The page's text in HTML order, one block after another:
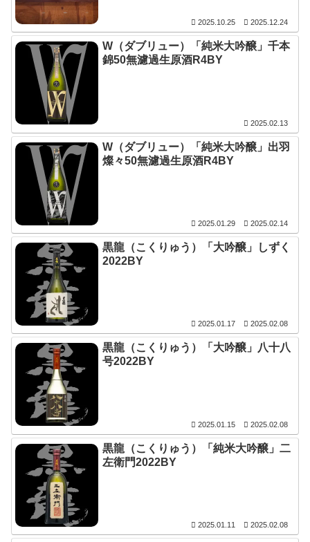
2025.10.25 2025.12.24
W（ダブリュー）「純米大吟醸」千本
錦50無濾過生原酒R4BY
2025.02.13
W（ダブリュー）「純米大吟醸」出羽
燦々50無濾過生原酒R4BY
2025.01.29 2025.02.14
黒龍（こくりゅう）「大吟醸」しずく
2022BY
2025.01.17 2025.02.08
黒龍（こくりゅう）「大吟醸」八十八
号2022BY
2025.01.15 2025.02.08
黒龍（こくりゅう）「純米大吟醸」二
左衛門2022BY
2025.01.11 2025.02.08